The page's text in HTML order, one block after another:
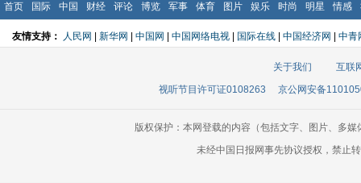
首页 国际 中国 财经 评论 博览 军事 体育 图片 娱乐 时尚 明星 情感
友情支持： 人民网 | 新华网 | 中国网 | 中国网络电视 | 国际在线 | 中国经济网 | 中青
关于我们
互联
视听节目许可证0108263
京公网安备
版权保护：本网登载的内容（包括文字、图片、多
未经中国日报网事先协议授权，禁止